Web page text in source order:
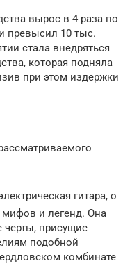
вырос в 4 раза по
превысил 10 тыс.
стала внедряться
которая подняла
при этом издержки
гитара, о
и легенд. Она
черты, присущие
подобной
комбинате